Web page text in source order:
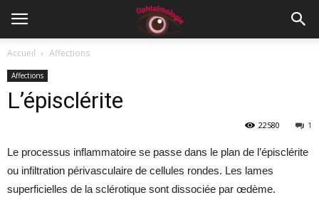
Accueil Affections
Affections
L’épisclérite
1
22580
Le processus inflammatoire se passe dans le plan de l’épisclérite
ou infiltration périvasculaire de cellules rondes. Les lames
superficielles de la sclérotique sont dissociée par œdème.